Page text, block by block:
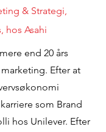
& Strategi,
hos Asahi
end 20 års
Efter at
som Brand
hos Unilever. Efter